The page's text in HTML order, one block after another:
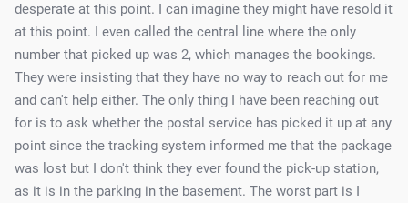
desperate at this point. I can imagine they might have resold it
at this point. I even called the central line where the only
number that picked up was 2, which manages the bookings.
They were insisting that they have no way to reach out for me
and can't help either. The only thing I have been reaching out
for is to ask whether the postal service has picked it up at any
point since the tracking system informed me that the package
was lost but I don't think they ever found the pick-up station,
as it is in the parking in the basement. The worst part is I